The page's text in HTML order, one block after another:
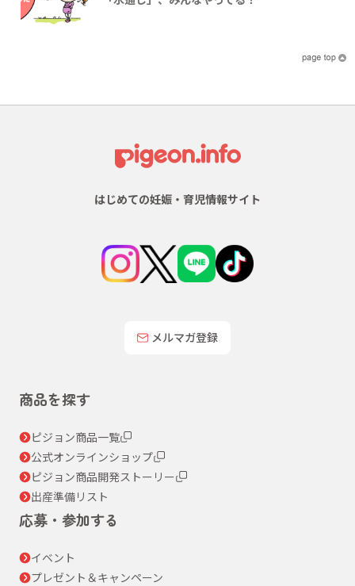
はじめての妊娠・育児情報サイト
メルマガ登録
商品を探す
ピジョン商品一覧
公式オンラインショップ
ピジョン商品開発ストーリー
出産準備リスト
応募・参加する
イベント
プレゼント＆キャンペーン